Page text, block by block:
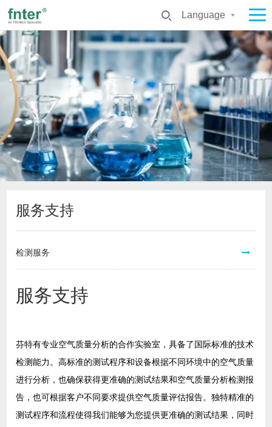
Language
服务支持
检测服务
服务支持
芬特有专业空气质量分析的合作实验室，具备了国际标准的技术
检测能力。高标准的测试程序和设备根据不同环境中的空气质量
进行分析，也确保获得更准确的测试结果和空气质量分析检测报
告，也可根据客户不同要求提供空气质量评估报告。独特精准的
测试程序和流程使得我们能够为您提供更准确的测试结果，同时